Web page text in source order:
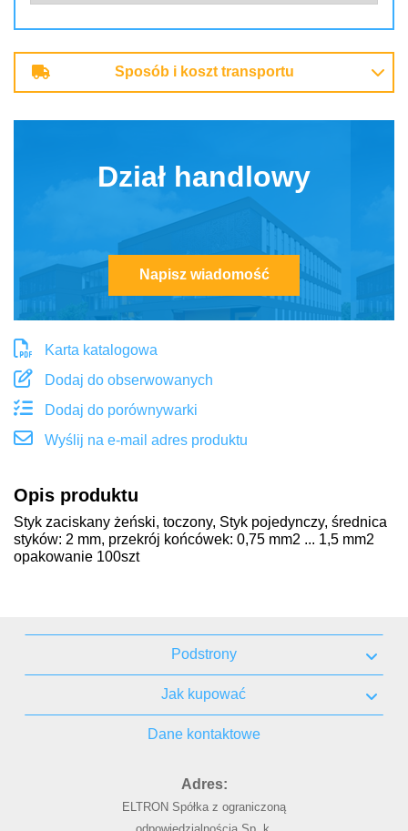
Sposób i koszt transportu
Dział handlowy
Napisz wiadomość
Karta katalogowa
Dodaj do obserwowanych
Dodaj do porównywarki
Wyślij na e-mail adres produktu
Opis produktu
Styk zaciskany żeński, toczony, Styk pojedynczy, średnica
styków: 2 mm, przekrój końcówek: 0,75 mm2 ... 1,5 mm2
opakowanie 100szt
Podstrony
Jak kupować
Dane kontaktowe
Adres:
ELTRON Spółka z ograniczoną